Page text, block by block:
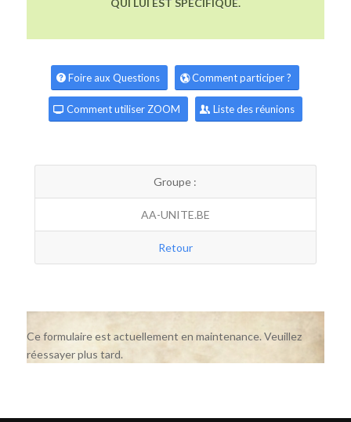
QUI LUI EST SPÉCIFIQUE.
Foire aux Questions Comment participer ?
Comment utiliser ZOOM Liste des réunions
Groupe :
AA-UNITE.BE
Retour
Ce formulaire est actuellement en maintenance. Veuillez
réessayer plus tard.